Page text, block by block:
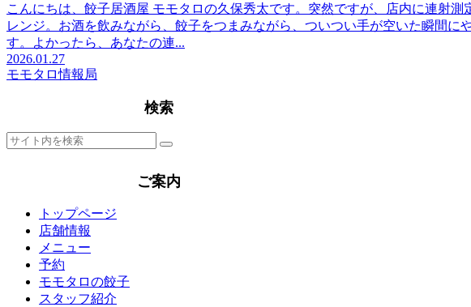
こんにちは、餃子居酒屋 モモタロの久保秀太です。突然ですが、店内に連射
レンジ。お酒を飲みながら、餃子をつまみながら、ついつい手が空いた瞬間に
す。よかったら、あなたの連...
2026.01.27
モモタロ情報局
検索
ご案内
トップページ
店舗情報
メニュー
予約
モモタロの餃子
スタッフ紹介